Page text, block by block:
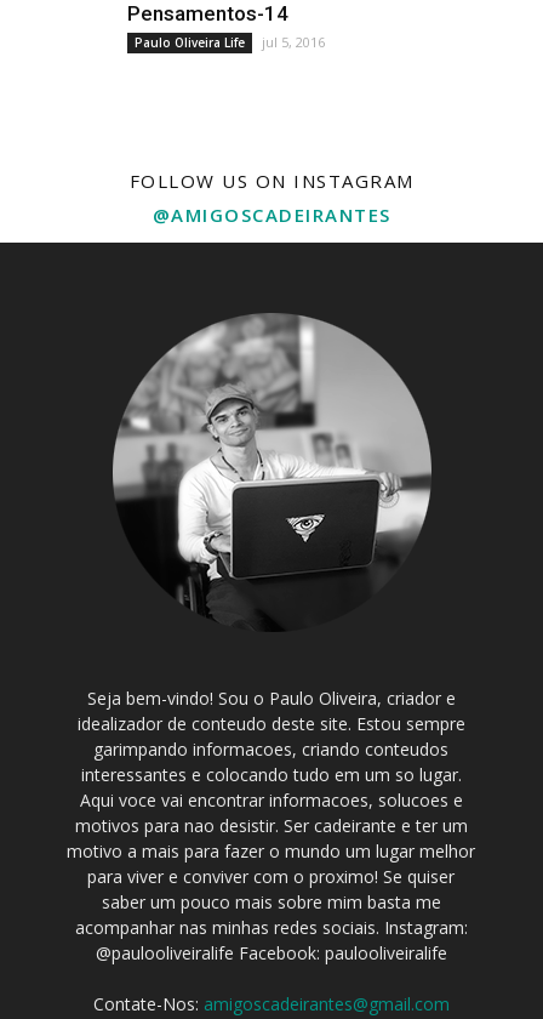
Pensamentos-14
Paulo Oliveira Life jul 5, 2016
FOLLOW US ON INSTAGRAM
@AMIGOSCADEIRANTES
Seja bem-vindo! Sou o Paulo Oliveira, criador e
idealizador de conteudo deste site. Estou sempre
garimpando informacoes, criando conteudos
interessantes e colocando tudo em um so lugar.
Aqui voce vai encontrar informacoes, solucoes e
motivos para nao desistir. Ser cadeirante e ter um
motivo a mais para fazer o mundo um lugar melhor
para viver e conviver com o proximo! Se quiser
saber um pouco mais sobre mim basta me
acompanhar nas minhas redes sociais. Instagram:
@paulooliveiralife Facebook: paulooliveiralife
Contate-Nos: amigoscadeirantes@gmail.com